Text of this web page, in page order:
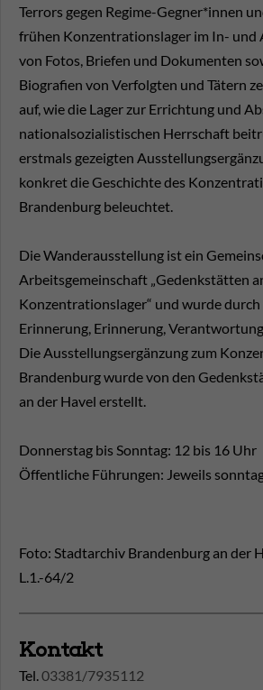
Terrors gegen Regime-Gegner*innen
frühen Konzentrationslager im In- und
von Fotos, Briefen und Dokumenten
Biografien von Verfolgten und Tätern
auf, wie die Lager zur Errichtung und
nationalsozialistischen Herrschaft
erstmals gezeigten
konkret die Geschichte des
Brandenburg beleuchtet.
Die Wanderausstellung ist ein
Arbeitsgemeinschaft „Gedenkstätten
Konzentrationslager“ und wurde
Erinnerung, Erinnerung,
Die Ausstellungsergänzung zum
Brandenburg wurde von den
an der Havel erstellt.
Donnerstag bis Sonntag: 12 bis 16 Uhr
Öffentliche Führungen: Jeweils
Foto: Stadtarchiv Brandenburg an der
L.1.-64/2
Kontakt
Tel.03381/7935112